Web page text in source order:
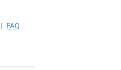
FAQ